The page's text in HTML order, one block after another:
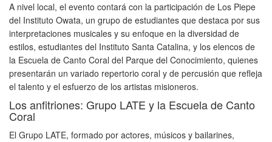
A nivel local, el evento contará con la participación de Los Piepe
del Instituto Owata, un grupo de estudiantes que destaca por sus
interpretaciones musicales y su enfoque en la diversidad de
estilos, estudiantes del Instituto Santa Catalina, y los elencos de
la Escuela de Canto Coral del Parque del Conocimiento, quienes
presentarán un variado repertorio coral y de percusión que refleja
el talento y el esfuerzo de los artistas misioneros.
Los anfitriones: Grupo LATE y la Escuela de Canto
Coral
El Grupo LATE, formado por actores, músicos y bailarines,